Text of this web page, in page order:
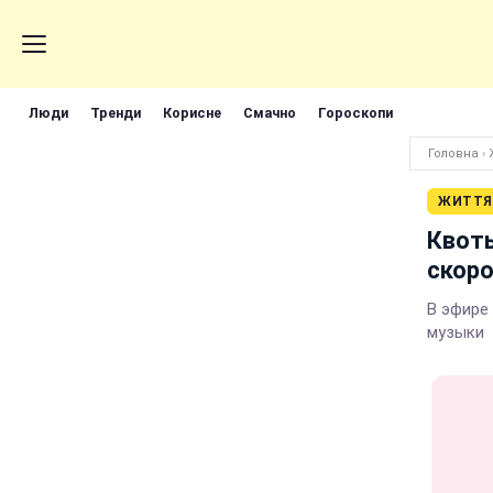
Люди Тренди Корисне Смачно Гороскопи
Головна ›
ЖИТТЯ
В эфире
музыки